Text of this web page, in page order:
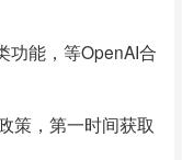
功能，等OpenAI合
策，第一时间获取